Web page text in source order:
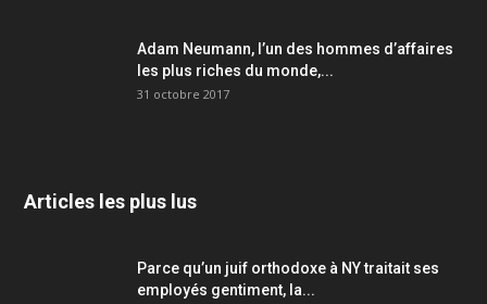
Adam Neumann, l’un des hommes d’affaires
les plus riches du monde,...
31 octobre 2017
Articles les plus lus
Parce qu’un juif orthodoxe à NY traitait ses
employés gentiment, la...